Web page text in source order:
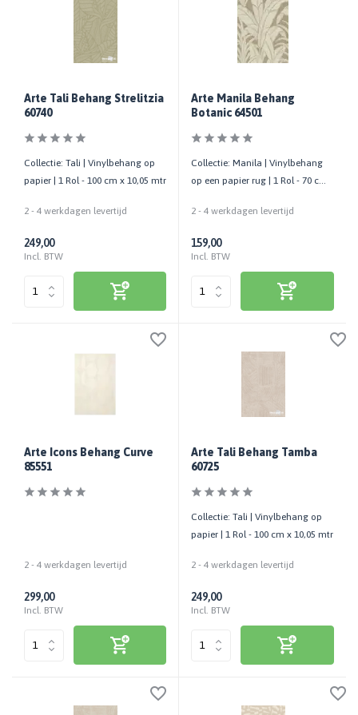
Arte Tali Behang Strelitzia
60740
Collectie: Tali | Vinylbehang op
papier | 1 Rol - 100 cm x 10,05 mtr
2 - 4 werkdagen levertijd
249,00
Incl. BTW
Arte Manila Behang
Botanic 64501
Collectie: Manila | Vinylbehang
op een papier rug | 1 Rol - 70 cm
2 - 4 werkdagen levertijd
159,00
Incl. BTW
Arte Icons Behang Curve
85551
2 - 4 werkdagen levertijd
299,00
Incl. BTW
Arte Tali Behang Tamba
60725
Collectie: Tali | Vinylbehang op
papier | 1 Rol - 100 cm x 10,05 mtr
2 - 4 werkdagen levertijd
249,00
Incl. BTW